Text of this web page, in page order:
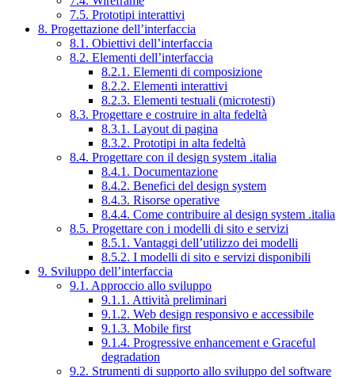
7.5. Prototipi interattivi
8. Progettazione dell’interfaccia
8.1. Obiettivi dell’interfaccia
8.2. Elementi dell’interfaccia
8.2.1. Elementi di composizione
8.2.2. Elementi interattivi
8.2.3. Elementi testuali (microtesti)
8.3. Progettare e costruire in alta fedeltà
8.3.1. Layout di pagina
8.3.2. Prototipi in alta fedeltà
8.4. Progettare con il design system .italia
8.4.1. Documentazione
8.4.2. Benefici del design system
8.4.3. Risorse operative
8.4.4. Come contribuire al design system .italia
8.5. Progettare con i modelli di sito e servizi
8.5.1. Vantaggi dell’utilizzo dei modelli
8.5.2. I modelli di sito e servizi disponibili
9. Sviluppo dell’interfaccia
9.1. Approccio allo sviluppo
9.1.1. Attività preliminari
9.1.2. Web design responsivo e accessibile
9.1.3. Mobile first
9.1.4. Progressive enhancement e Graceful
degradation
9.2. Strumenti di supporto allo sviluppo del software